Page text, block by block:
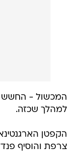
המכשול - החשש
למהלך שכזה.
צרפת והוסיף